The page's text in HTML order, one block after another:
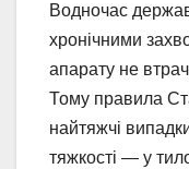
Водночас
хронічними
апарату не
Тому правила
найтяжчі
тяжкості — у